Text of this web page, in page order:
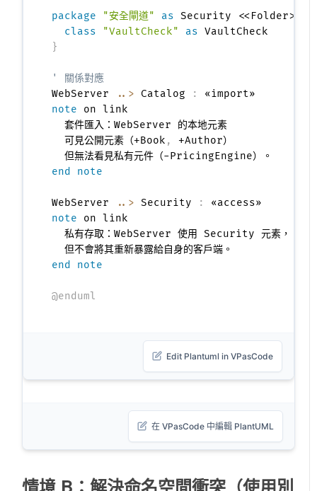
package "安全閘道" as Security <<Folder>>
class
"VaultCheck" as
}
' 關係對應
WebServer
..> Catalog :
note on link
  套件匯入：WebServer 的本地元素
  可見公開元素（+Book
,
+Author）
end note
WebServer ..> Security :
note on link
  私有存取：WebServer 使用 Security 元素，
end note
@enduml
Edit Plantuml in VPasCode
在 VPasCode 中編輯 PlantUML
情境 B：解決命名空間衝突（使用別